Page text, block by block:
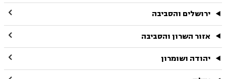
ירושלים והסביבה 
אזור השרון והסביבה 
יהודה ושומרון 